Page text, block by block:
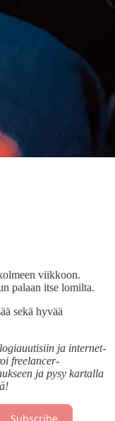
viikkoon.
palaan itse lomilta.
sekä hyvää
ja internet-
freelancer-
ja pysy kartalla